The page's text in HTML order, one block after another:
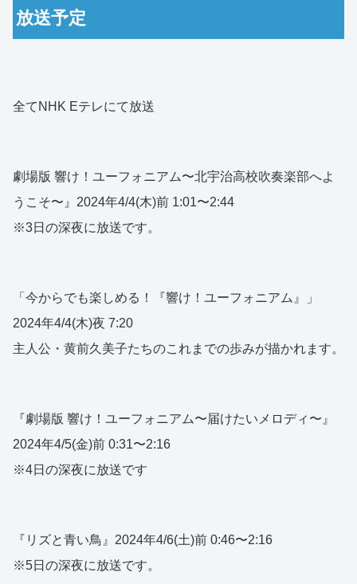
放送予定
全てNHK Eテレにて放送
劇場版 響け！ユーフォニアム〜北宇治高校吹奏楽部へよ
うこそ〜』2024年4/4(木)前 1:01〜2:44
※3日の深夜に放送です。
「今からでも楽しめる！『響け！ユーフォニアム』」
2024年4/4(木)夜 7:20
主人公・黄前久美子たちのこれまでの歩みが描かれます。
『劇場版 響け！ユーフォニアム〜届けたいメロディ〜』
2024年4/5(金)前 0:31〜2:16
※4日の深夜に放送です
『リズと青い鳥』2024年4/6(土)前 0:46〜2:16
※5日の深夜に放送です。